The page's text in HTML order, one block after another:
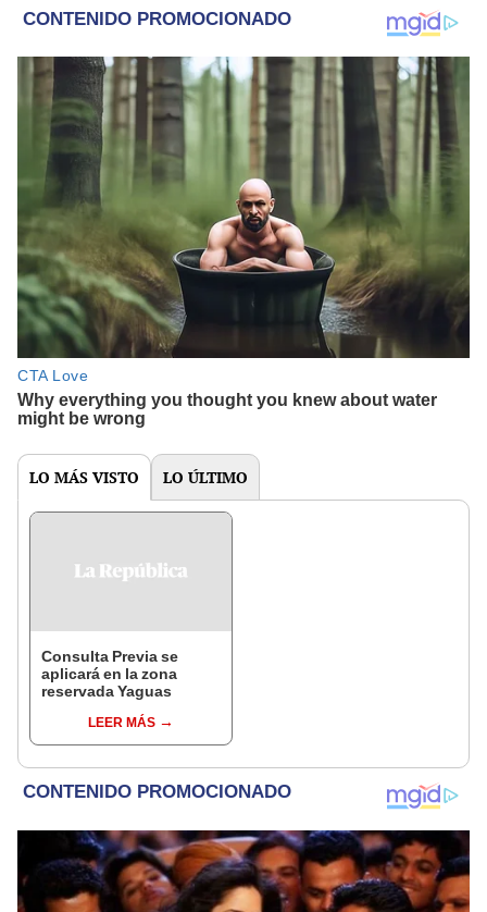
LO MÁS VISTO LO ÚLTIMO
Consulta Previa se
aplicará en la zona
reservada Yaguas
LEER MÁS